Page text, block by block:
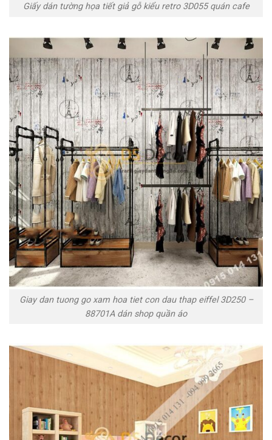
Giấy dán tường họa tiết giả gỗ kiểu retro 3D055 quán cafe
Giay dan tuong go xam hoa tiet con dau thap eiffel 3D250 –
88701A dán shop quần áo